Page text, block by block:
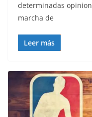
determinadas
marcha de
Leer más